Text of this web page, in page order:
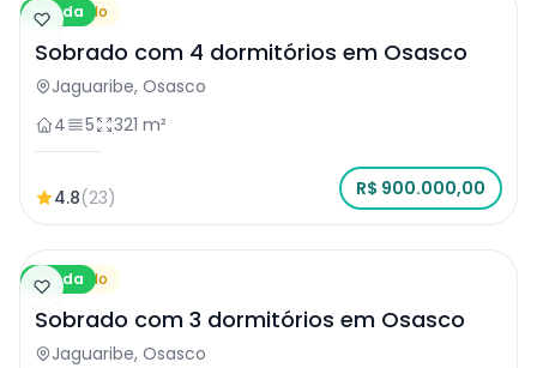
Venda
Sobrado
Sobrado com 4 dormitórios em Osasco
Jaguaribe, Osasco
4
5 321 m²
4.8(23) R$ 900.000,00
Venda
Sobrado
Sobrado com 3 dormitórios em Osasco
Jaguaribe, Osasco